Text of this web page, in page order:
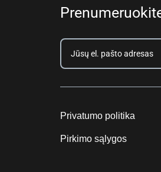
Privatumo politika
Pirkimo sąlygos